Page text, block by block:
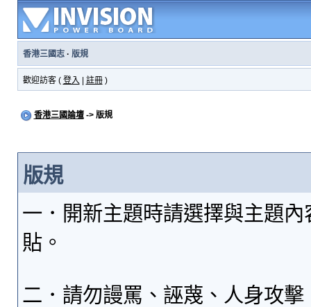
香港三國志· 版規
歡迎訪客 ( 登入 註冊)
香港三國論壇-> 版規
版規
一．開新主題時請選擇與主題
貼。
二．請勿謾罵、誣蔑、人身攻